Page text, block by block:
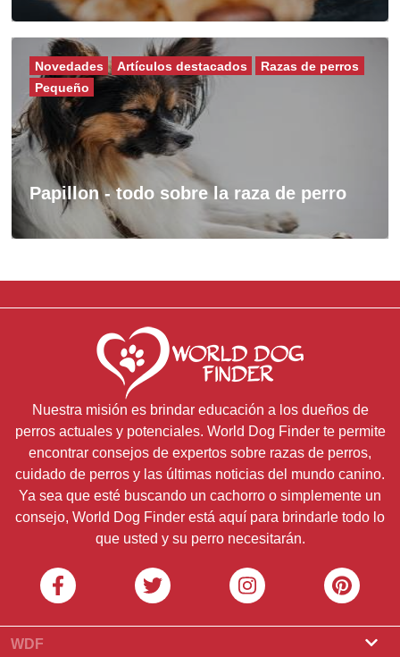
Papillon - todo sobre la raza de perro
Novedades Artículos destacados
Razas de perros
Pequeño
Nuestra misión es brindar educación a los dueños de
perros actuales y potenciales. World Dog Finder te permite
encontrar consejos de expertos sobre razas de perros,
cuidado de perros y las últimas noticias del mundo canino.
Ya sea que esté buscando un cachorro o simplemente un
consejo, World Dog Finder está aquí para brindarle todo lo
que usted y su perro necesitarán.
WDF